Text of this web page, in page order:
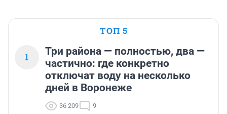
ТОП 5
1
Три района — полностью, два —
частично: где конкретно
отключат воду на несколько
дней в Воронеже
36 209 9